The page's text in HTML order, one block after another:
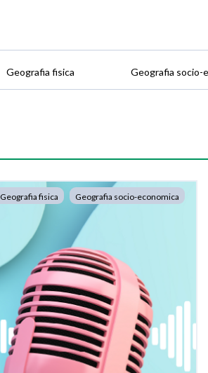
Geografia fisica Geografia socio-
Geografia fisica Geografia socio-economica